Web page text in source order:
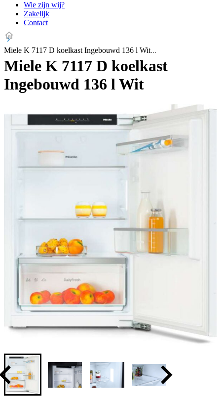
Wie zijn wij?
Zakelijk
Contact
Miele K 7117 D koelkast Ingebouwd 136 l Wit
Miele K 7117 D koelkast
Ingebouwd 136 l Wit